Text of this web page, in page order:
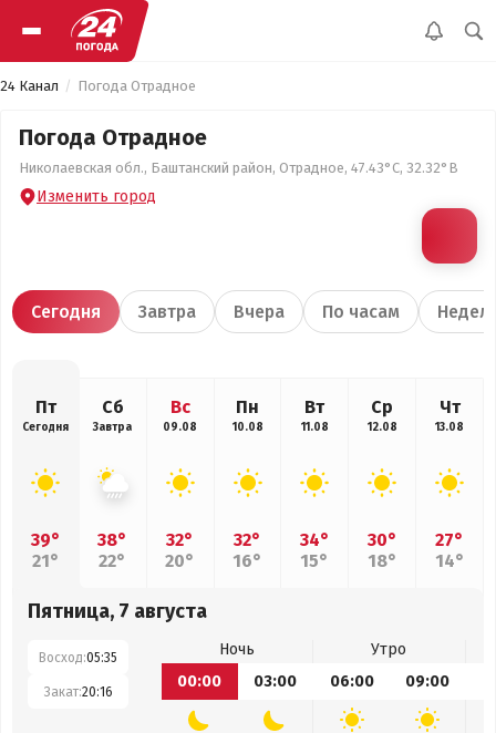
24 Канал Погода Отрадное
Погода Отрадное
Николаевская обл., Баштанский район, Отрадное, 47.43°С, 32.32°В
Изменить город
Сегодня Завтра Вчера По часам
Пт
Сегодня
39°
21°
Сб
Завтра
38°
22°
Вс
09.08
32°
20°
Пн
10.08
32°
16°
Вт
11.08
34°
15°
Ср
12.08
30°
18°
Чт
13.08
27°
14°
Пятница, 7 августа
Восход:05:35
Закат:20:16
Ночь
Утро
00:00
03:00 06:00 09:00